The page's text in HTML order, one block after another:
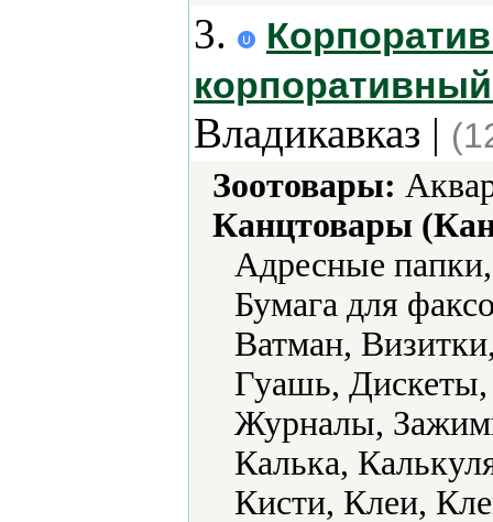
3.
Владикавказ |
Зоотовары:
Канцтовары
Адресные
Бумага для
Ватман,
Гуашь,
Журналы,
Калька,
Кисти, Клеи,